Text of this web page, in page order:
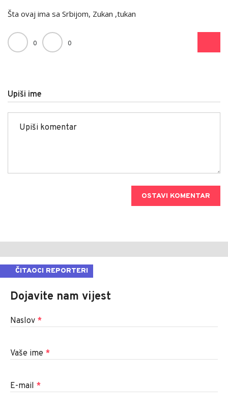
Šta ovaj ima sa Srbijom, Zukan ,tukan
0 0
Upiši ime
OSTAVI KOMENTAR
ČITAOCI REPORTERI
Dojavite nam vijest
Naslov *
Vaše ime *
E-mail *